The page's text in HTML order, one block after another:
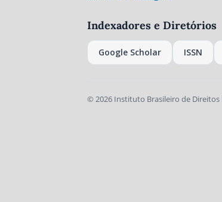
Indexadores e Diretórios
Google Scholar ISSN
© 2026 Instituto Brasileiro de